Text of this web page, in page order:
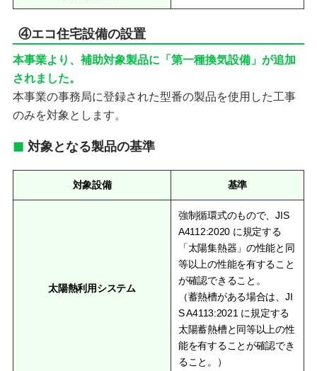
④エコ住宅設備の設置
本事業より、補助対象製品に「第一種換気設備」が追加
されました。
本事業の事務局に登録された型番の製品を使用した工事
のみを対象とします。
対象となる製品の基準
対象設備 基準
太陽熱利用システム
強制循環式のもので、JIS
A4112:2020 に規定する
「太陽集熱器」の性能と同
等以上の性能を有すること
が確認できること。
（蓄熱槽がある場合は、JI
S A4113:2021 に規定する
太陽蓄熱槽と同等以上の性
能を有することが確認でき
ること。）